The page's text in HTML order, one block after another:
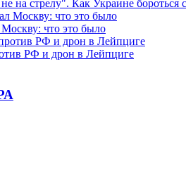
на стрелу". Как Украине бороться
что это было
РФ и дрон в Лейпциге